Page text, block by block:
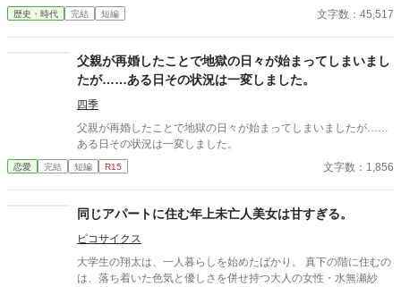
まれ育った八丁堀の組屋敷を出ると、小伝馬町の仕舞屋に居を定
めて一人暮らしを始めた。 月日は流れ、姑の思惑どおり後妻が嫡
だ。 おのれに起こったことは綺麗さっぱり水に流した与岐は、今
では女だてらに離縁を望む町家の女房たちの代わりに亭主どもか
ら去り状（三行半）をもぎ取るなどをする「公事師（くじし）」
の生業（なりわい）をして生計を立てていた。 されどもある日突
然、与岐の仕舞屋にとっくの昔に離縁したはずの元夫・又十蔵が
転がり込んできて—— ※「今宵は遣らずの雨」「大江戸ロミオ&
ジュリエット」「大江戸シンデレラ」「大江戸の番人 〜吉原髪切
り捕物帖〜」にうっすらと関連したお話ですが単独でお読みいた
歴史・時代 完結 短編 文字数：45,517
父親が再婚したことで地獄の日々が始まってしまいまし
たが……ある日その状況は一変しました。
四季
父親が再婚したことで地獄の日々が始まってしまいましたが……
ある日その状況は一変しました。
恋愛 完結 短編 R15 文字数：1,856
同じアパートに住む年上未亡人美女は甘すぎる。
ピコサイクス
大学生の翔太は、一人暮らしを始めたばかり。 真下の階に住むの
は、落ち着いた色気と優しさを併せ持つ大人の女性・水無瀬紗